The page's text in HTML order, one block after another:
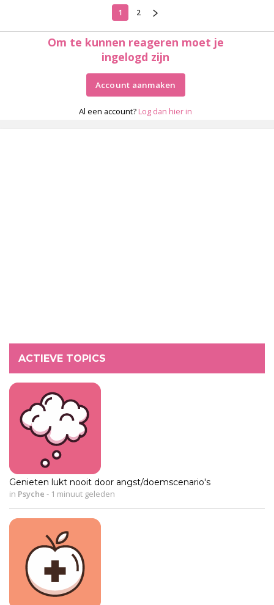
1 2
Om te kunnen reageren moet je
ingelogd zijn
Account aanmaken
Al een account? Log dan hier in
ACTIEVE TOPICS
Genieten lukt nooit door angst/doemscenario's
in Psyche - 1 minuut geleden